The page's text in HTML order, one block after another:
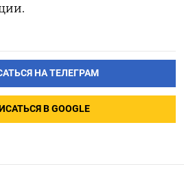
НА ТЕЛЕГРАМ
В GOOGLE